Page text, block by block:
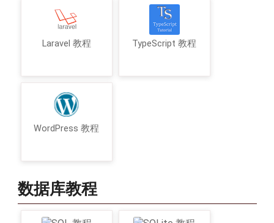
Laravel 教程 TypeScript 教程
WordPress 教程
数据库教程